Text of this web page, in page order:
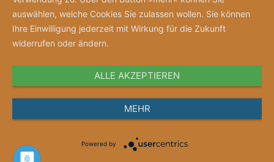
auswählen, welche Cookies Sie zulassen wollen. Sie können
Ihre Einwilligung jederzeit mit Wirkung für die Zukunft
widerrufen oder ändern.
ALLE AKZEPTIEREN
MEHR
Powered by